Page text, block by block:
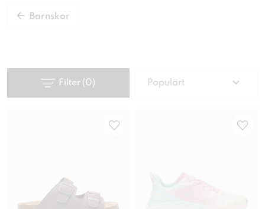
Barnskor
Filter (0) Populärt